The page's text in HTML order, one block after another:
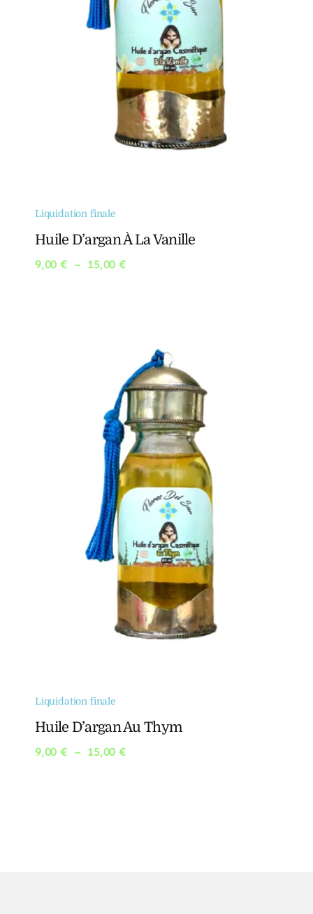
Liquidation finale
Huile D’argan À La Vanille
9,00€ – 15,00€Plage
Liquidation finale
Huile D’argan Au Thym
9,00€ – 15,00€Plage